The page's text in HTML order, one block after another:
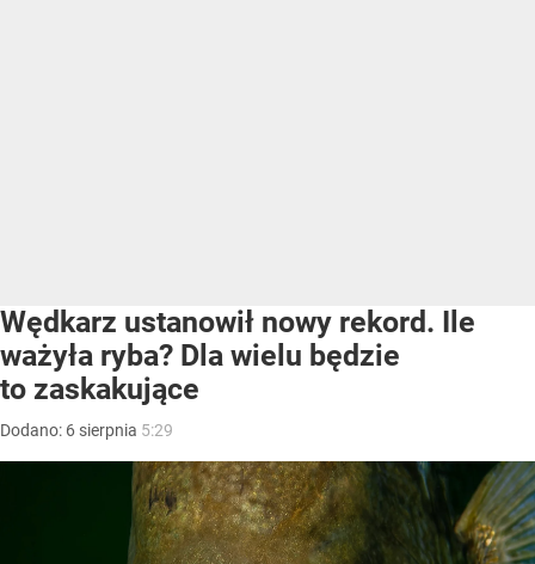
Wędkarz ustanowił nowy rekord. Ile
ważyła ryba? Dla wielu będzie
to zaskakujące
Dodano: 6 sierpnia 5:29